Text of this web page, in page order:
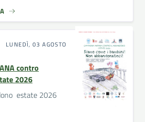
LUNEDÌ, 03 AGOSTO
contro
2026
estate 2026